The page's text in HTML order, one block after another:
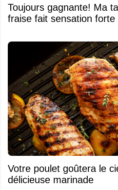
Toujours gagnante! Ma
fraise fait sensation forte
Votre poulet goûtera le
délicieuse marinade